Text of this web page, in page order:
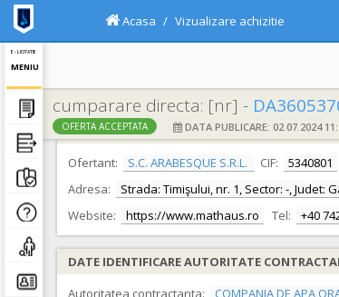
E - LICITATIE
MENIU
Acasa Vizualizare achizitie
cumparare directa: [nr] -
OFERTA ACCEPTATA DATA PUBLICARE: 02.07.2024
DATE IDENTIFICARE OFERTANT
Ofertant:
S.C. ARABESQUE S.R.L. CIF:
5340801
Adresa:
Strada: Timişului, nr. 1, Sector: -, Judet:
Website:
https://www.mathaus.ro Tel: +40
DATE IDENTIFICARE AUTORITATE
Autoritatea contractanta:
COMPANIA DE APA